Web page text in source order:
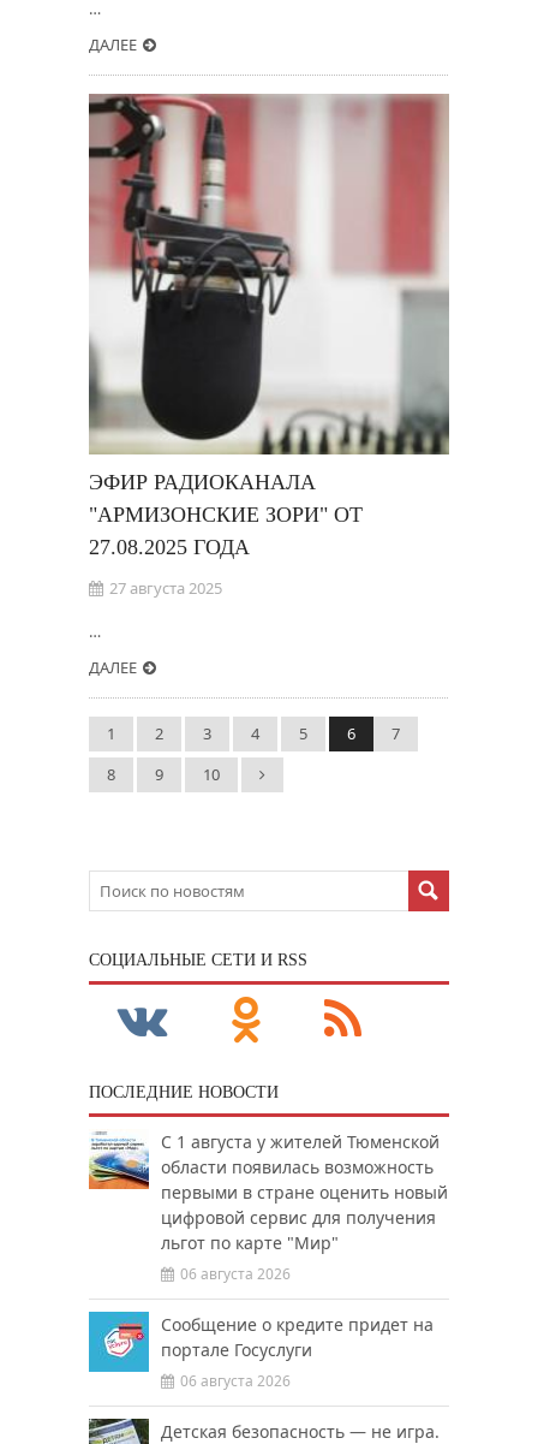
…
ДАЛЕЕ
ЭФИР РАДИОКАНАЛА
"АРМИЗОНСКИЕ ЗОРИ" ОТ
27.08.2025 ГОДА
27 августа 2025
…
ДАЛЕЕ
1 2 3 4 5 6
7
8
9 10
CОЦИАЛЬНЫЕ СЕТИ И RSS
ПОСЛЕДНИЕ НОВОСТИ
С 1 августа у жителей Тюменской
области появилась возможность
первыми в стране оценить новый
цифровой сервис для получения
льгот по карте "Мир"
06 августа 2026
Сообщение о кредите придет на
портале Госуслуги
06 августа 2026
Детская безопасность — не игра.